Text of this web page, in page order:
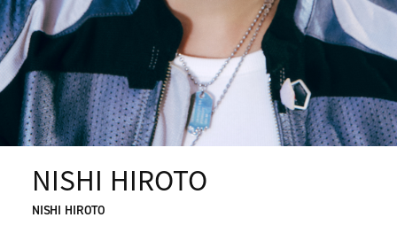
NISHI HIROTO
NISHI HIROTO